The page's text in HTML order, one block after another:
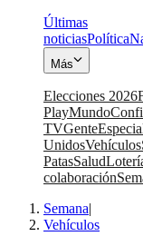
Últimas
noticiasPolítica
Más
Elecciones 2026
PlayMundo
TVGente
UnidosVehículos
PatasSalud
colaboración
Semana|
Vehículos